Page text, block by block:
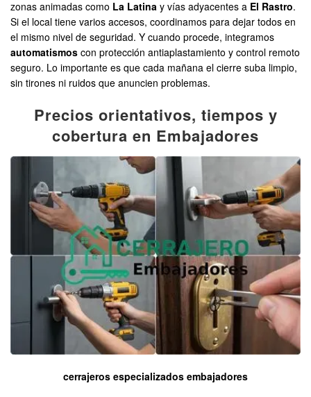
zonas animadas como La Latina y vías adyacentes a El Rastro.
Si el local tiene varios accesos, coordinamos para dejar todos en
el mismo nivel de seguridad. Y cuando procede, integramos
automatismos con protección antiaplastamiento y control remoto
seguro. Lo importante es que cada mañana el cierre suba limpio,
sin tirones ni ruidos que anuncien problemas.
Precios orientativos, tiempos y
cobertura en Embajadores
cerrajeros especializados embajadores